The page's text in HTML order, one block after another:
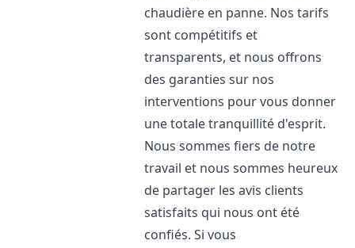
chaudière en panne. Nos tarifs
sont compétitifs et
transparents, et nous offrons
des garanties sur nos
interventions pour vous donner
une totale tranquillité d'esprit.
Nous sommes fiers de notre
travail et nous sommes heureux
de partager les avis clients
satisfaits qui nous ont été
confiés. Si vous